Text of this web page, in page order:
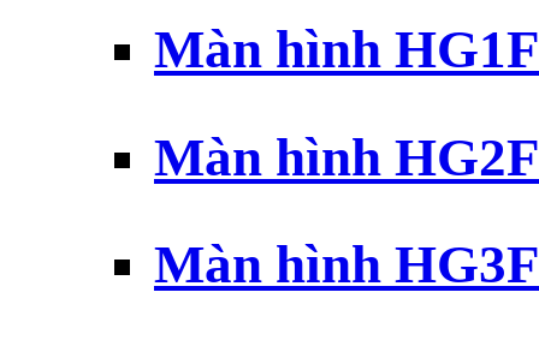
Màn hình
Màn hình
Màn hình